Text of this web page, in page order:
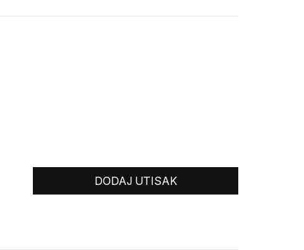
DODAJ UTISAK